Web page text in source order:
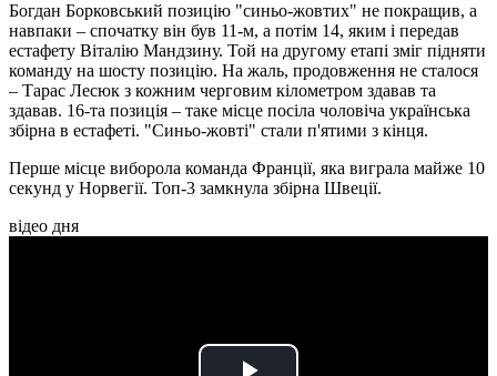
Богдан Борковський позицію "синьо-жовтих" не покращив, а
навпаки – спочатку він був 11-м, а потім 14, яким і передав
естафету Віталію Мандзину. Той на другому етапі зміг підняти
команду на шосту позицію. На жаль, продовження не сталося
– Тарас Лесюк з кожним черговим кілометром здавав та
здавав. 16-та позиція – таке місце посіла чоловіча українська
збірна в естафеті. "Синьо-жовті" стали п'ятими з кінця.
Перше місце виборола команда Франції, яка виграла майже 10
секунд у Норвегії. Топ-3 замкнула збірна Швеції.
відео дня